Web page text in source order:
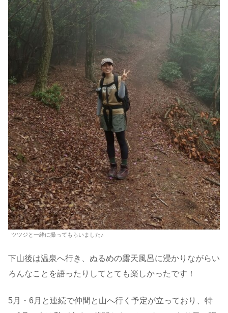
ツツジと一緒に撮ってもらいました♪
下山後は温泉へ行き、ぬるめの露天風呂に浸かりながらい
ろんなことを語ったりしてとても楽しかったです！
5月・6月と連続で仲間と山へ行く予定が立っており、特